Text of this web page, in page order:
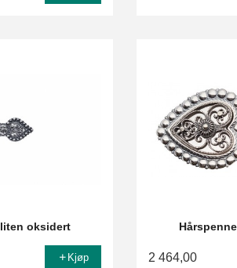
oksidert
Kjøp 2 464,00